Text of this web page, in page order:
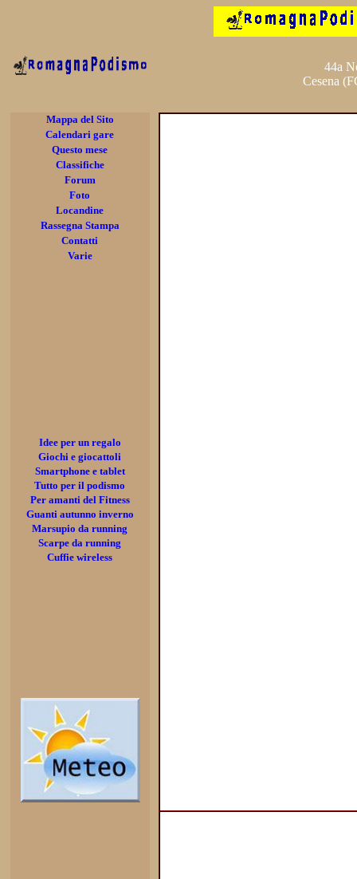
44a
Cesena
Mappa del Sito
Calendari gare
Questo mese
Classifiche
Forum
Foto
Locandine
Rassegna Stampa
Contatti
Varie
Idee per un regalo
Giochi e giocattoli
Smartphone e tablet
Tutto per il podismo
Per amanti del Fitness
Guanti autunno inverno
Marsupio da running
Scarpe da running
Cuffie wireless